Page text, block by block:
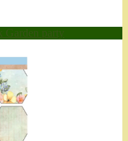
Garden party